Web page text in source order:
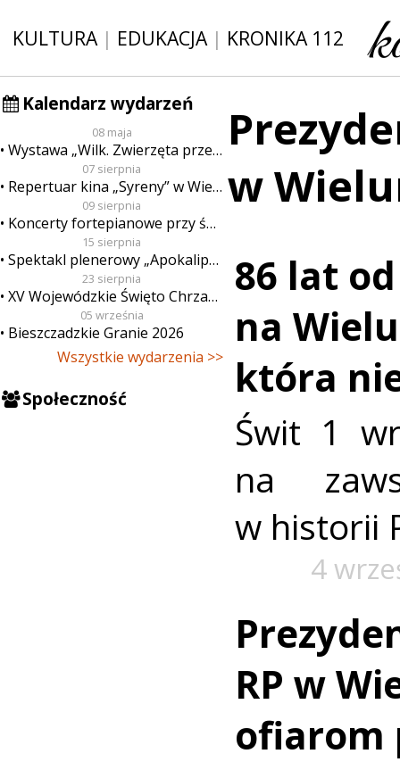
KULTURA| EDUKACJA| KRONIKA 112
Kalendarz wydarzeń
08 maja
Wystawa „Wilk. Zwierzęta przeklęte”
07 sierpnia
Repertuar kina „Syreny” w Wieluniu w dn. od 7 do 13 sierpnia
09 sierpnia
Koncerty fortepianowe przy świecach
15 sierpnia
Spektakl plenerowy „Apokalipsa”
23 sierpnia
XV Wojewódzkie Święto Chrzanu
05 września
Bieszczadzkie Granie 2026
Wszystkie wydarzenia >>
Społeczność
w
86 lat
na
która
Świt 1
na
w historii
4
RP w
ofiarom